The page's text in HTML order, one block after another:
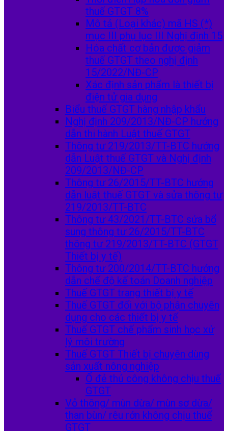
thuế GTGT 8%
Mô tả (Loại khác) mã HS (*)
mục III phụ lục III Nghị định 15
Hóa chất cơ bản được giảm
thuế GTGT theo nghị định
15/2022/NĐ-CP
Xác định sản phẩm là thiết bị
điện tử gia dụng
Biểu thuế GTGT hàng nhập khẩu
Nghị định 209/2013/NĐ-CP hướng
dẫn thi hành Luật thuế GTGT
Thông tư 219/2013/TT-BTC hướng
dẫn Luật thuế GTGT và Nghị định
209/2013/NĐ-CP
Thông tư 26/2015/TT-BTC hướng
dẫn luật thuế GTGT và sửa thông tư
219/2013/TT-BTC
Thông tư 43/2021/TT-BTC sửa bổ
sung thông tư 26/2015/TT-BTC
thông tư 219/2013/TT-BTC (GTGT
Thiết bị y tế)
Thông tư 200/2014/TT-BTC hướng
dẫn chế độ kế toán Doanh nghiệp
Thuế GTGT trang thiết bị y tế
Thuế GTGT đối với bộ phận chuyên
dụng cho các thiết bị y tế
Thuế GTGT chế phẩm sinh học xử
lý môi trường
Thuế GTGT Thiết bị chuyên dùng
sản xuất nông nghiệp
Ổ đẻ thủ công không chịu thuế
GTGT
Vỏ thông/ mùn dừa/ mùn sơ dừa/
than bùn/ rêu rớn không chịu thuế
GTGT